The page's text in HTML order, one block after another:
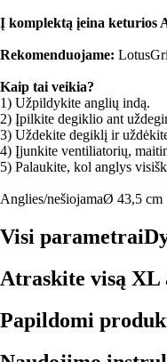
Į komplektą įeina keturios
Rekomenduojame:
Kaip tai veikia?
1) Užpildykite anglių indą.
2) Įpilkite degiklio ant
3) Uždekite degiklį ir
4) Įjunkite ventiliatorių,
5) Palaukite, kol anglys
Anglies/nešiojamaØ 43,5 cm
Visi parametrai
Atraskite visą XL
Papildomi